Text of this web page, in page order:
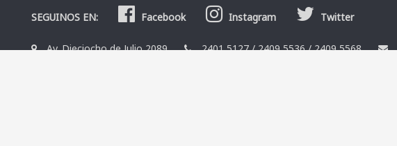
SEGUINOS EN: Facebook Instagram Twitter
Av. Dieciocho de Julio 2089 2401 5127/2409 5536/2409 5568